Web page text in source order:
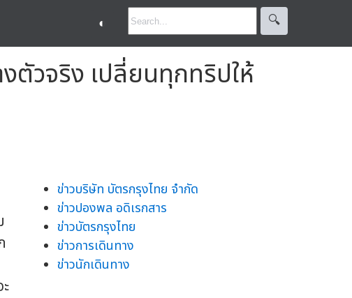
◐ 🔍︎
ตัวจริง เปลี่ยนทุกทริปให้
ข่าวบริษัท บัตรกรุงไทย จำกัด
ข่าวปองพล อดิเรกสาร
ข่าวบัตรกรุงไทย
ข่าวการเดินทาง
ข่าวนักเดินทาง